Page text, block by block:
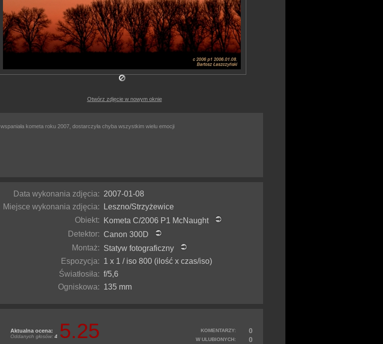
Otwórz zdjęcie w nowym oknie
wspaniała kometa roku 2007, dostarczyła chyba wszystkim wielu emocji
Data wykonania zdjęcia: 2007-01-08
Miejsce wykonania zdjęcia:
Leszno/Strzyżewice
Obiekt:
Kometa C/2006 P1 McNaught
Detektor: Canon 300D
Montaż: Statyw fotograficzny
Espozycja: 1 x 1 / iso 800 (ilość x czas/iso)
Światłosiła: f/5,6
Ogniskowa: 135 mm
5.25
Aktualna ocena:
Oddanych głosów: 4
KOMENTARZY: 0
W ULUBIONYCH: 0